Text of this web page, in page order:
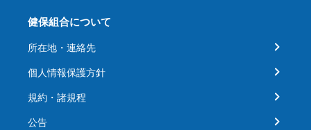
健保組合について
所在地・連絡先
個人情報保護方針
規約・諸規程
公告